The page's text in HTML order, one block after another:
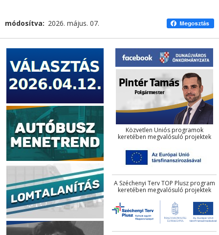
módosítva 2026. május. 07.
Közvetlen Uniós programok
keretében megvalósuló projektek
A Széchenyi Terv TOP Plusz program
keretében megvalósuló projektek